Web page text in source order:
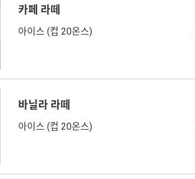
카페 라떼
아이스 (컵 20온스)
바닐라 라떼
아이스 (컵 20온스)